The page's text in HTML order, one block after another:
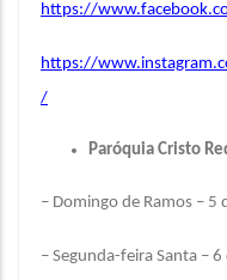
https://
https://
/
Paróquia Cristo
– Domingo de Ramos – 5
– Segunda-feira Santa –